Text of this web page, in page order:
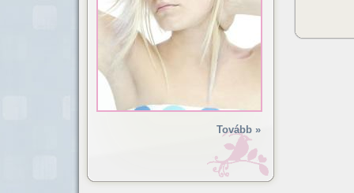
Tovább »